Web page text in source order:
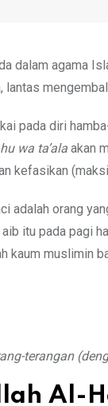
dalam agama
pada diri
wa ta’ala akan
kefasikan
adalah orang
itu pada pagi
kaum muslimin
terangan
Al-